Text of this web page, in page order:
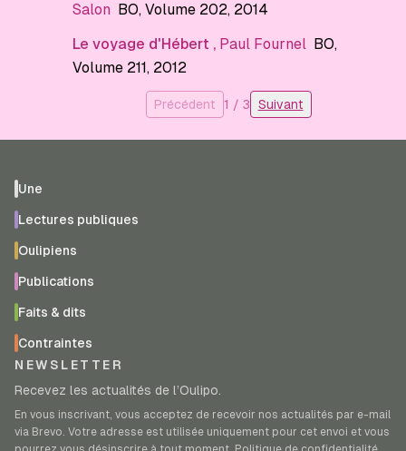
Salon BO, Volume 202, 2014
Le voyage d'Hébert , Paul Fournel BO,
Volume 211, 2012
Précédent 1 / 3 Suivant
Une
Lectures publiques
Oulipiens
Publications
Faits & dits
Contraintes
NEWSLETTER
Recevez les actualités de l’Oulipo.
En vous inscrivant, vous acceptez de recevoir nos actualités par e-mail
via Brevo. Votre adresse est utilisée uniquement pour cet envoi et vous